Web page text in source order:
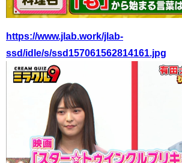
https://www.jlab.work/jlab-
ssd/idle/s/ssd157061562814161.jpg